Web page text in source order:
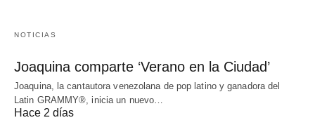
NOTICIAS
Joaquina comparte ‘Verano en la Ciudad’
Joaquina, la cantautora venezolana de pop latino y ganadora del
Latin GRAMMY®, inicia un nuevo…
Hace 2 días